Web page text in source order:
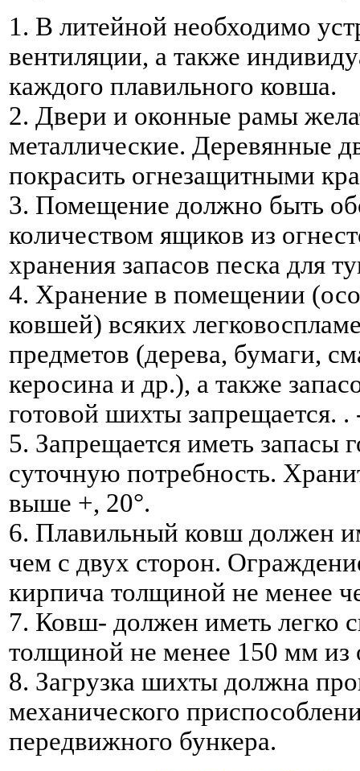
1. В литейной необходимо
вентиляции, а также
каждого плавильного ковша.
2. Двери и оконные рамы
металлические. Деревянные
покрасить огнезащитными
3. Помещение должно быть
количеством ящиков из
хранения запасов песка для
4. Хранение в помещении
ковшей) всяких
предметов (дерева, бумаги,
керосина и др.), а также
готовой шихты запрещается. .
5. Запрещается иметь запасы
суточную потребность.
выше +, 20°.
6. Плавильный ковш должен
чем с двух сторон.
кирпича толщиной не менее
7. Ковш- должен иметь легко
толщиной не менее 150 мм из
8. Загрузка шихты должна
механического
передвижного бункера.